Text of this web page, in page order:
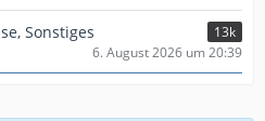
Sonstiges
13k
6. August 2026 um 20:39